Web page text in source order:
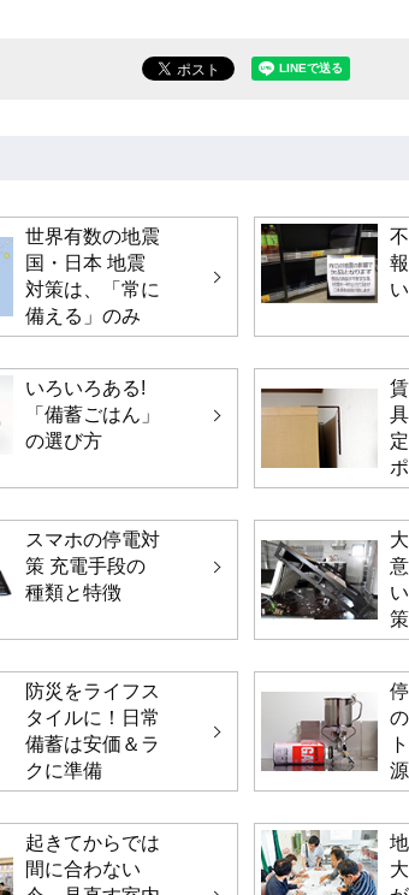
LINEで送る(別ウ
世界有数の地震
国・日本 地震
対策は、「常に
備える」のみ
いろいろある!
「備蓄ごはん」
の選び方
スマホの停電対
策 充電手段の
種類と特徴
防災をライフス
タイルに！日常
備蓄は安価＆ラ
クに準備
起きてからでは
間に合わない